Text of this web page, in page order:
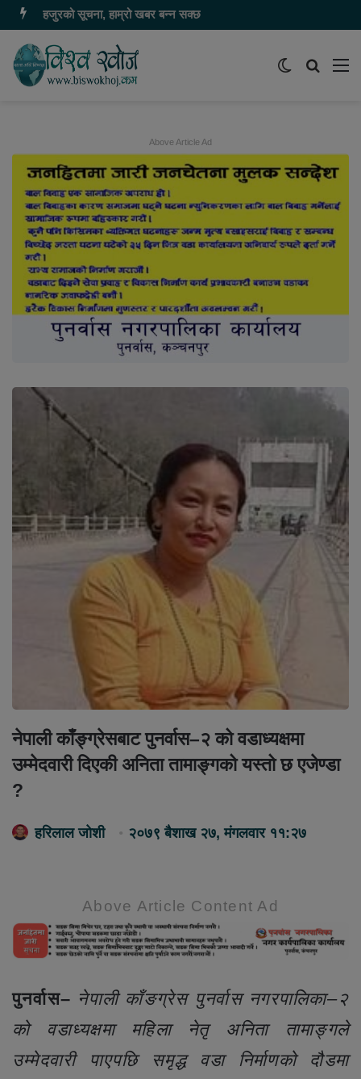
हजुरको सूचना, हाम्रो खबर बन्न सक्छ
समाचार
Switch
Above Article Ad
नेपाली काँङ्ग्रेसबाट पुनर्वास–२ को वडाध्यक्षमा
उम्मेदवारी दिएकी अनिता तामाङ्गको यस्तो छ एजेण्डा
?
हरिलाल जोशी २०७९ बैशाख २७, मंगलवार ११:२७
Above Article Content Ad
पुनर्वास– नेपाली काँङग्रेस पुनर्वास नगरपालिका–२
को वडाध्यक्षमा महिला नेतृ अनिता तामाङ्गले
उम्मेदवारी पाएपछि समृद्ध वडा निर्माणको दौडमा